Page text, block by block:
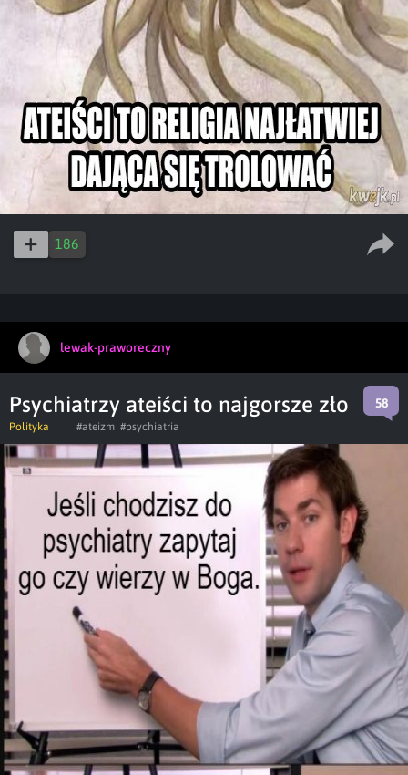
186
lewak-praworeczny
Psychiatrzy ateiści to najgorsze zło 58
Polityka #ateizm #psychiatria